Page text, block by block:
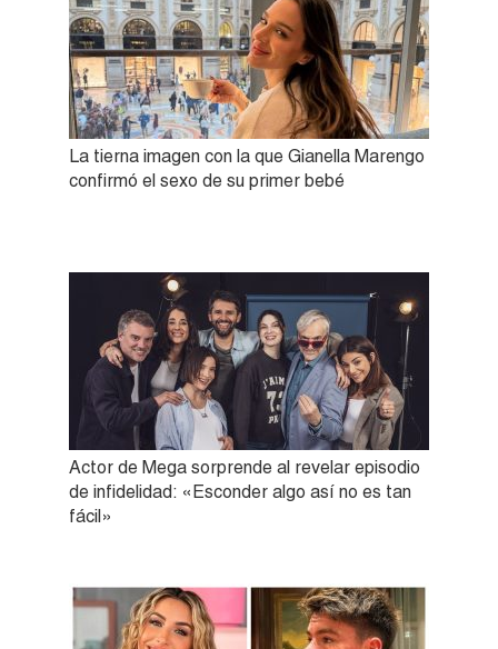
La tierna imagen con la que Gianella Marengo
confirmó el sexo de su primer bebé
Actor de Mega sorprende al revelar episodio
de infidelidad: «Esconder algo así no es tan
fácil»